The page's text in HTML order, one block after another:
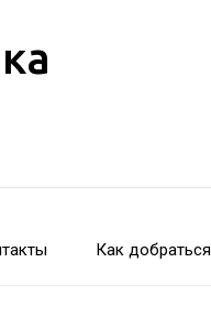
Как добраться